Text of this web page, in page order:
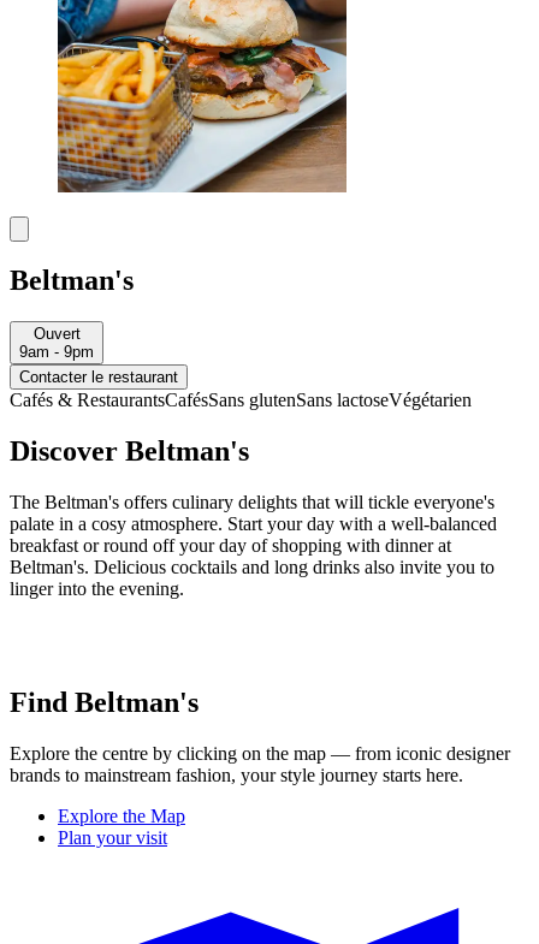
Beltman's
Ouvert
9am - 9pm
Contacter le restaurant
Cafés & RestaurantsCafésSans glutenSans lactoseVégétarien
Discover Beltman's
The Beltman's offers culinary delights that will tickle everyone's
palate in a cosy atmosphere. Start your day with a well-balanced
breakfast or round off your day of shopping with dinner at
Beltman's. Delicious cocktails and long drinks also invite you to
linger into the evening.
Find Beltman's
Explore the centre by clicking on the map — from iconic designer
brands to mainstream fashion, your style journey starts here.
Explore the Map
Plan your visit